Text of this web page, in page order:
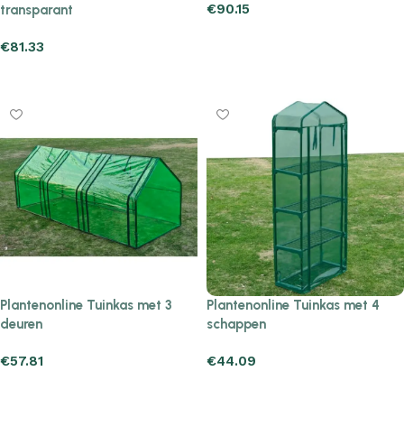
transparant
€81.33
€90.15
Plantenonline Tuinkas met 3
deuren
€57.81
Plantenonline Tuinkas met 4
schappen
€44.09